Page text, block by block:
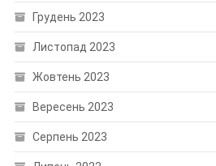
Грудень 2023
Листопад 2023
Жовтень 2023
Вересень 2023
Серпень 2023